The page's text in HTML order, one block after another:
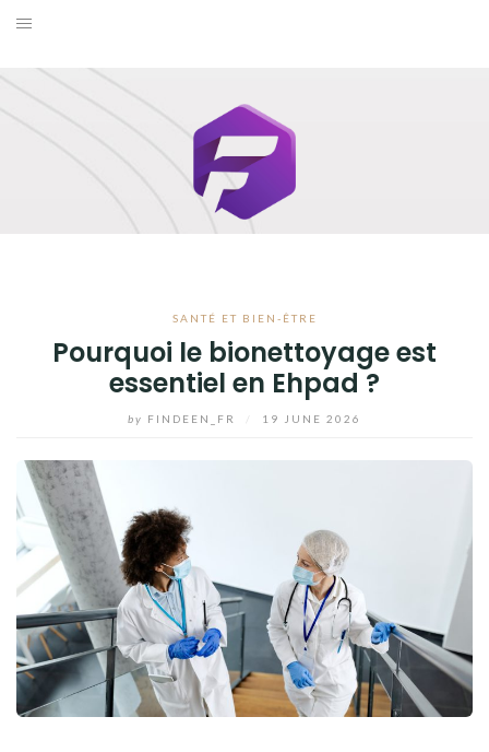
Skip
content
SANTÉ ET BIEN-ÊTRE
Pourquoi le bionettoyage est
essentiel en Ehpad ?
by FINDEEN_FR 19 JUNE 2026